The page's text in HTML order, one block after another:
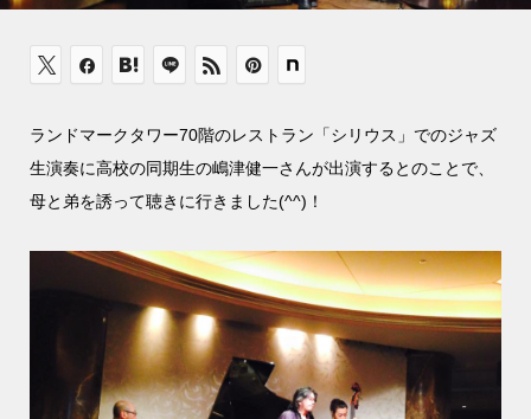
ランドマークタワー70階のレストラン「シリウス」でのジャズ
生演奏に高校の同期生の嶋津健一さんが出演するとのことで、
母と弟を誘って聴きに行きました(^^)！